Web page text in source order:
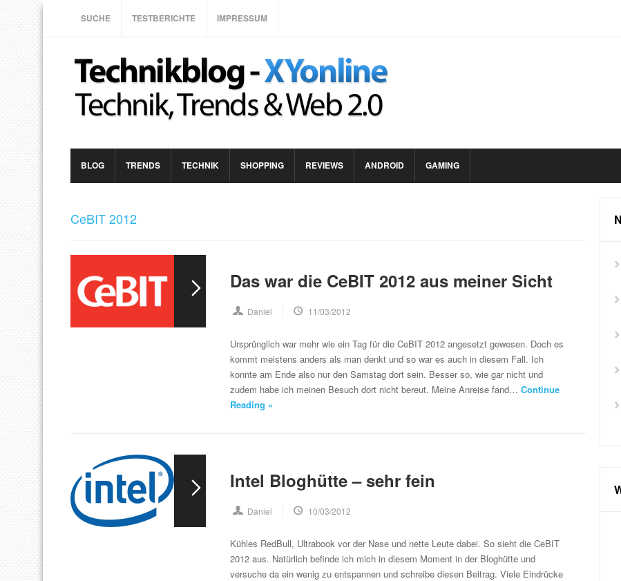
SUCHE TESTBERICHTE IMPRESSUM
BLOG TRENDS TECHNIK SHOPPING REVIEWS ANDROID GAMING
CeBIT 2012
Das war die CeBIT 2012 aus meiner Sicht
Daniel 11/03/2012
Ursprünglich war mehr wie ein Tag für die CeBIT 2012 angesetzt gewesen. Doch es
kommt meistens anders als man denkt und so war es auch in diesem Fall. Ich
konnte am Ende also nur den Samstag dort sein. Besser so, wie gar nicht und
zudem habe ich meinen Besuch dort nicht bereut. Meine Anreise fand…Continue
Reading »
Intel Bloghütte – sehr fein
Daniel 10/03/2012
Kühles RedBull, Ultrabook vor der Nase und nette Leute dabei. So sieht die CeBIT
2012 aus. Natürlich befinde ich mich in diesem Moment in der Bloghütte und
versuche da ein wenig zu entspannen und schreibe diesen Beitrag. Viele Eindrücke